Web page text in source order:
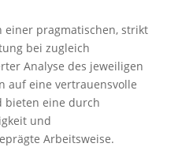
einer pragmatischen, strikt
bei zugleich
Analyse des jeweiligen
auf eine vertrauensvolle
bieten eine durch
und
Arbeitsweise.